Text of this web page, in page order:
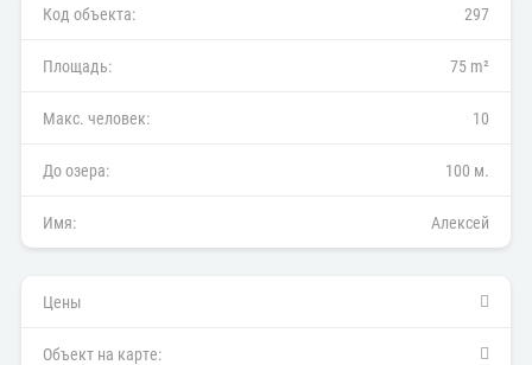
Код объекта: 297
Площадь: 75 m²
Макс. человек: 10
До озера: 100 м.
Имя: Алексей
Цены
Объект на карте: